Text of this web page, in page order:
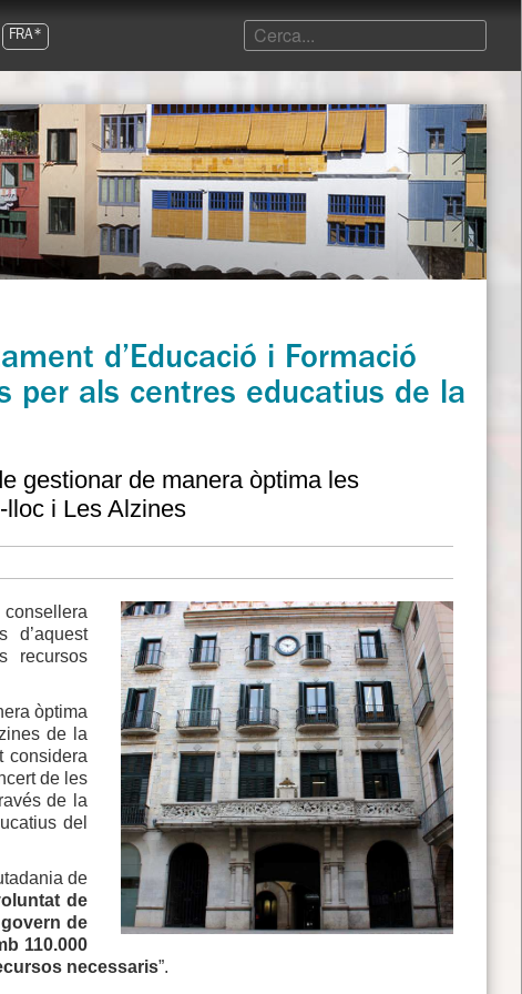
FRA*
d’Educació i Formació
per als centres educatius de la
gestionar de manera òptima les
i Les Alzines
d’aquest
recursos
òptima
de la
considera
de les
de la
del
de
de
de
110.000
necessaris”.